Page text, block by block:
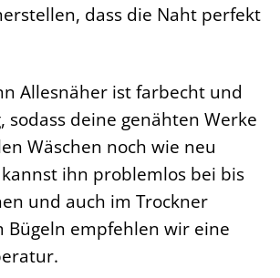
dass die Naht perfekt
Allesnäher ist farbecht und
sodass deine genähten Werke
Wäschen noch wie neu
ihn problemlos bei bis
und auch im Trockner
Bügeln empfehlen wir eine